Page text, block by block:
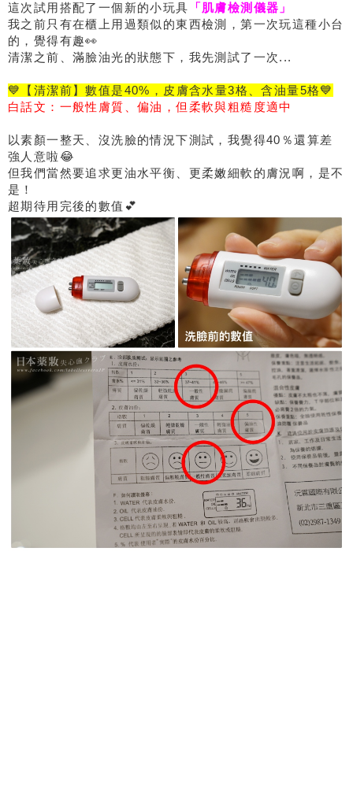
這次試用搭配了一個新的小玩具 「肌膚檢測儀器」
我之前只有在櫃上用過類似的東西檢測，第一次玩這種小台
的，覺得有趣👀
清潔之前、滿臉油光的狀態下，我先測試了一次...
💙【清潔前】數值是40%，皮膚含水量3格、含油量5格💙
白話文：一般性膚質、偏油，但柔軟與粗糙度適中
以素顏一整天、沒洗臉的情況下測試，我覺得40％還算差
強人意啦😂
但我們當然要追求更油水平衡、更柔嫩細軟的膚況啊，是不
是！
超期待用完後的數值💕